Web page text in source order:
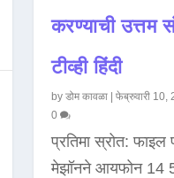
करण्याची उत्तम
टीव्ही हिंदी
by डोम कावळा| फेब्रुवारी 10,
0
प्रतिमा स्रोत:
मेझॉनने आयफोन 14